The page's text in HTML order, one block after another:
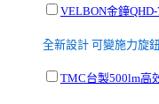
VELBON金鐘
全新設計 可變施力旋
TMC台製500lm高